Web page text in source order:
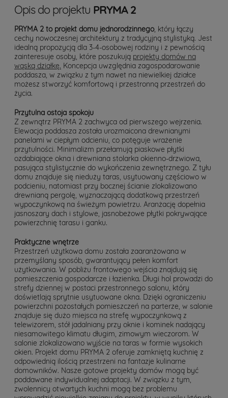
Opis do projektu PRYMA 2
PRYMA 2 to projekt domu jednorodzinnego, który łączy
cechy nowoczesnej architektury z tradycyjną stylistyką. Jest
idealną propozycją dla 3-4-osobowej rodziny i z pewnością
zainteresuje osoby, które poszukują projekty domów na
wąską działkę. Koncepcja uwzględnia zagospodarowanie
poddasza, w związku z tym nawet na niewielkiej działce
możesz stworzyć komfortową i przestronną przestrzeń do
życia.
Przytulna ostoja spokoju
Z zewnątrz PRYMA 2 zachwyca od pierwszego wejrzenia.
Elewacja poddasza została urozmaicona drewnianymi
panelami w ciepłym odcieniu, co potęguje wrażenie
przytulności. Minimalizm przełamują piaskowe płytki
ozdabiające okna i drewniana stolarka okienno-drzwiowa,
pasująca stylistycznie do wykończenia zewnętrznego. Z tyłu
domu znajduje się nieduży taras, usytuowany częściowo w
podcieniu, natomiast przy bocznej ścianie zlokalizowano
drewnianą pergolę, wyznaczającą dodatkową przestrzeń
wypoczynkową na świeżym powietrzu. Aranżację dopełnia
jasnoszary dach i stylowe, jasnobeżowe płytki pokrywające
powierzchnię tarasu i ganku.
Praktyczne wnętrze
Przestrzeń użytkowa domu została zaaranżowana w
przemyślany sposób, gwarantujący pełen komfort
użytkowania. W pobliżu frontowego wejścia znajdują się
pomieszczenia gospodarcze i łazienka. Długi hol prowadzi do
strefy dziennej w postaci przestronnego salonu, który
doświetlają sprytnie usytuowane okna. Dzięki ograniczeniu
powierzchni pozostałych pomieszczeń na parterze, w salonie
znajduje się dużo miejsca na strefę wypoczynkową z
telewizorem, stół jadalniany przy oknie i kominek nadający
niesamowitego klimatu długim, zimowym wieczorom. W
salonie zlokalizowano wyjście na taras w formie wysokich
okien. Projekt domu PRYMA 2 oferuje zamkniętą kuchnię z
odpowiednią ilością przestrzeni na fantazje kulinarne
domowników. Nasze gotowe projekty domów mogą być
poddawane indywidualnej adaptacji. W związku z tym,
zwolennicy otwartych kuchni mogą bez problemu